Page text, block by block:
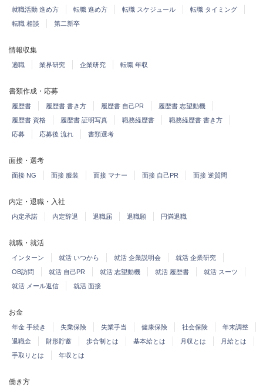
就職活動 進め方 転職 進め方 転職 スケジュール
転職 タイミング
転職 相談
第二新卒
情報収集
適職 業界研究 企業研究 転職 年収
書類作成・応募
履歴書 履歴書 書き方 履歴書 自己PR
履歴書 志望動機
履歴書 資格
履歴書 証明写真 職務経歴書
職務経歴書 書き方
応募
応募後 流れ 書類選考
面接・選考
面接 NG 面接 服装 面接 マナー 面接 自己PR 面接 逆質問
内定・退職・入社
内定承諾 内定辞退 退職届 退職願 円満退職
就職・就活
インターン 就活 いつから 就活 企業説明会
就活 企業研究
OB訪問
就活 自己PR 就活 志望動機 就活 履歴書
就活 スーツ
就活 メール返信
就活 面接
お金
年金 手続き 失業保険 失業手当 健康保険 社会保険
年末調整
退職金
財形貯蓄 歩合制とは 基本給とは 月収とは
月給とは
手取りとは
年収とは
働き方